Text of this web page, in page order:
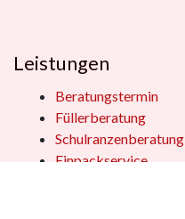
Leistungen
Beratungstermin
Füllerberatung
Schulranzenberatung
Einpackservice